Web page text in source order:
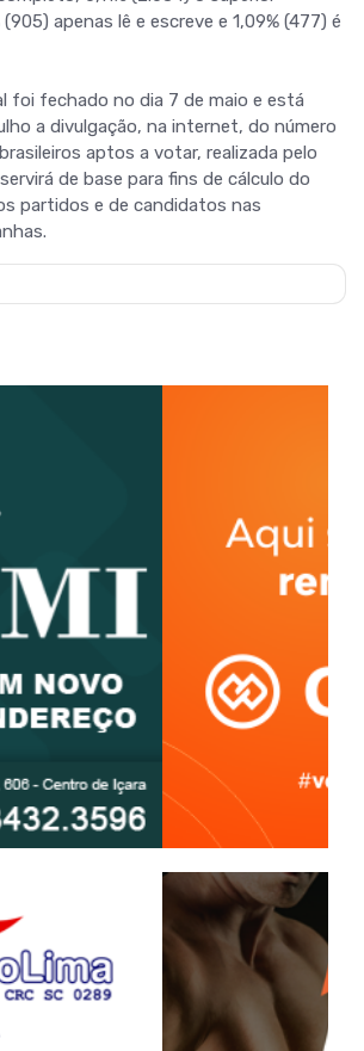
apenas lê e escreve e 1,09% (477) é
foi fechado no dia 7 de maio e está
a divulgação, na internet, do número
aptos a votar, realizada pelo
de base para fins de cálculo do
partidos e de candidatos nas